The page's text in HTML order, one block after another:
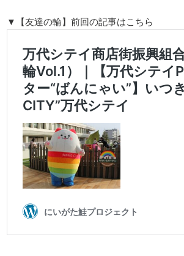
▼【友達の輪】前回の記事はこちら